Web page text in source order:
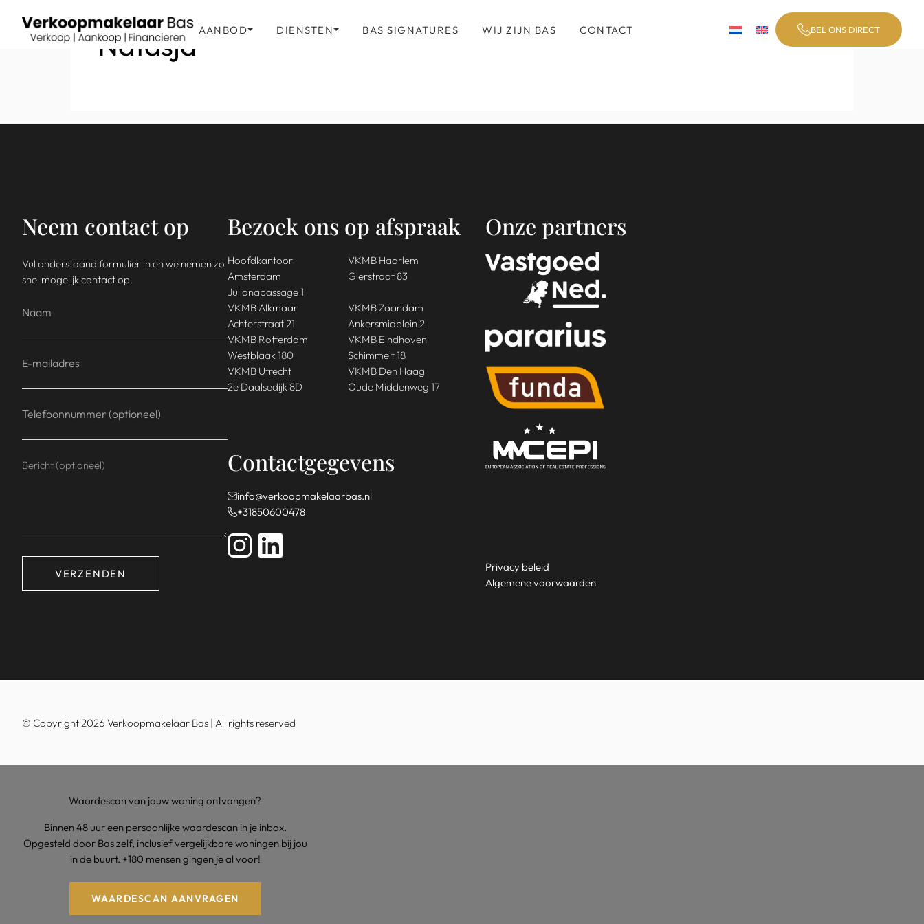
AANBOD DIENSTEN BAS SIGNATURES WIJ ZIJN BAS CONTACT BEL ONS DIRECT
Natasja
Neem contact op
Vul onderstaand formulier in en we nemen zo
snel mogelijk contact op.
VERZENDEN
Bezoek ons op afspraak
Hoofdkantoor
Amsterdam
Julianapassage 1
VKMB Haarlem
Gierstraat 83
VKMB Alkmaar
Achterstraat 21
VKMB Zaandam
Ankersmidplein 2
VKMB Rotterdam
Westblaak 180
VKMB Eindhoven
Schimmelt 18
VKMB Utrecht
2e Daalsedijk 8D
VKMB Den Haag
Oude Middenweg 17
Contactgegevens
info@verkoopmakelaarbas.nl
+31850600478
Onze partners
Privacy beleid
Algemene voorwaarden
© Copyright 2026 Verkoopmakelaar Bas | All rights reserved
Waardescan van jouw woning ontvangen?
Binnen 48 uur een persoonlijke waardescan in je inbox.
Opgesteld door Bas zelf, inclusief vergelijkbare woningen bij jou
in de buurt. +180 mensen gingen je al voor!
WAARDESCAN AANVRAGEN